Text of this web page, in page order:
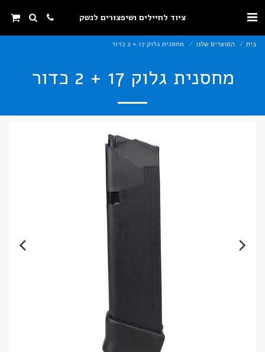
ציוד לחיילים ושיפצורים לנשק
בית המוצרים שלנו מחסנית גלוק 17 + 2 כדור
מחסנית גלוק 17 + 2 כדור